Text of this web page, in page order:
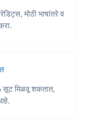
मोठी भाषांतरे व
सूट मिळवू शकतात,